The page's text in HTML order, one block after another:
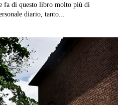
fa di questo libro molto più di
diario, tanto...